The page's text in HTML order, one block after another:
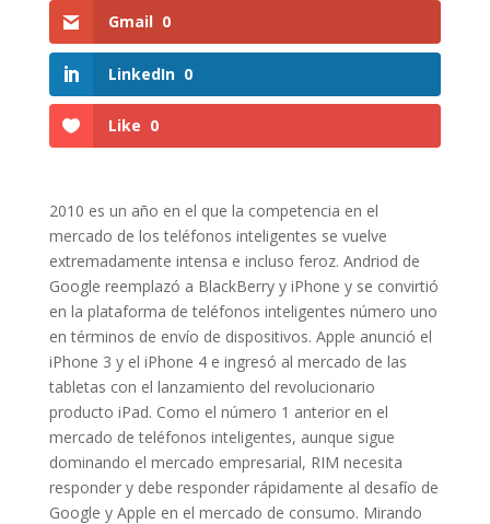
Gmail 0
LinkedIn 0
Like 0
2010 es un año en el que la competencia en el
mercado de los teléfonos inteligentes se vuelve
extremadamente intensa e incluso feroz. Andriod de
Google reemplazó a BlackBerry y iPhone y se convirtió
en la plataforma de teléfonos inteligentes número uno
en términos de envío de dispositivos. Apple anunció el
iPhone 3 y el iPhone 4 e ingresó al mercado de las
tabletas con el lanzamiento del revolucionario
producto iPad. Como el número 1 anterior en el
mercado de teléfonos inteligentes, aunque sigue
dominando el mercado empresarial, RIM necesita
responder y debe responder rápidamente al desafío de
Google y Apple en el mercado de consumo. Mirando